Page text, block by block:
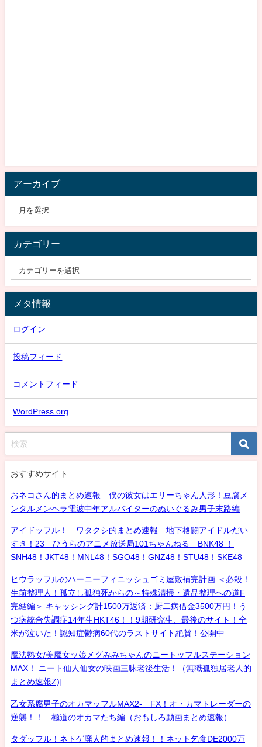
アーカイブ
カテゴリー
メタ情報
ログイン
投稿フィード
コメントフィード
WordPress.org
おすすめサイト
おネコさん的まとめ速報 僕の彼女はエリーちゃん人形！豆腐メ
ンタルメンヘラ電波中年アルバイターのぬいぐるみ男子末路編
アイドッフル！ ワタクシ的まとめ速報 地下格闘アイドルだい
すき！23 ひうらのアニメ放送局101ちゃんねる BNK48 ！
SNH48！JKT48！MNL48！SGO48！GNZ48！STU48！SKE48
ヒウラッフルのハーニーフィニッシュゴミ屋敷補完計画 ＜必殺！
生前整理人！孤立し孤独死からの～特殊清掃・遺品整理への道F
完結編＞ キャッシング計1500万返済：厨二病借金3500万円！う
つ病統合失調症14年生HKT46！！9期研究生、最後のサイト！全
米が泣いた！認知症鬱病60代のラストサイト絶賛！公開中
魔法熟女/美魔女ッ娘メグみみちゃんのニートッフルステーション
MAX！ ニート仙人仙女の映画三昧老後生活！（無職孤独居老人的
まとめ速報Z)]
乙女系腐男子のオカマッフルMAX2- FX！オ・カマトレーダーの
逆襲！！ 極道のオカマたち編（おもしろ動画まとめ速報）
タダッフル！ネトゲ廃人的まとめ速報！！ネット乞食DE2000万